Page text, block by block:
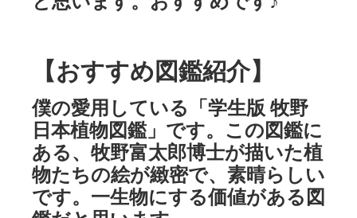
【おすすめ図鑑紹介】
僕の愛用している「学生版 牧野
日本植物図鑑」です。この図鑑に
ある、牧野富太郎博士が描いた植
物たちの絵が緻密で、素晴らしい
です。一生物にする価値がある図